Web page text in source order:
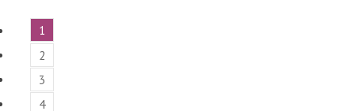
1
2
3
4